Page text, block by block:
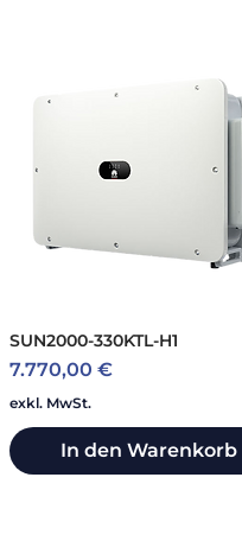
SUN2000-330KTL-H1
Preis
7.770,00 €
exkl. MwSt.
In den Warenkorb